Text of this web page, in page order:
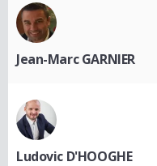
Jean-Marc GARNIER
Ludovic D'HOOGHE